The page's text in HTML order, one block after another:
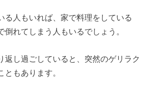
る人もいれば、家で料理をしている
倒れてしまう人もいるでしょう。
返し過ごしていると、突然のゲリラク
ともあります。